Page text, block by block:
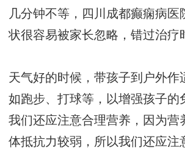
几分钟不等， 四川成都癫痫病医
状很容易被家长忽略，错过治疗
天气好的时候，带孩子到户外作
如跑步、打球等，以增强孩子的
我们还应注意合理营养，因为营
体抵抗力较弱，所以我们还应注